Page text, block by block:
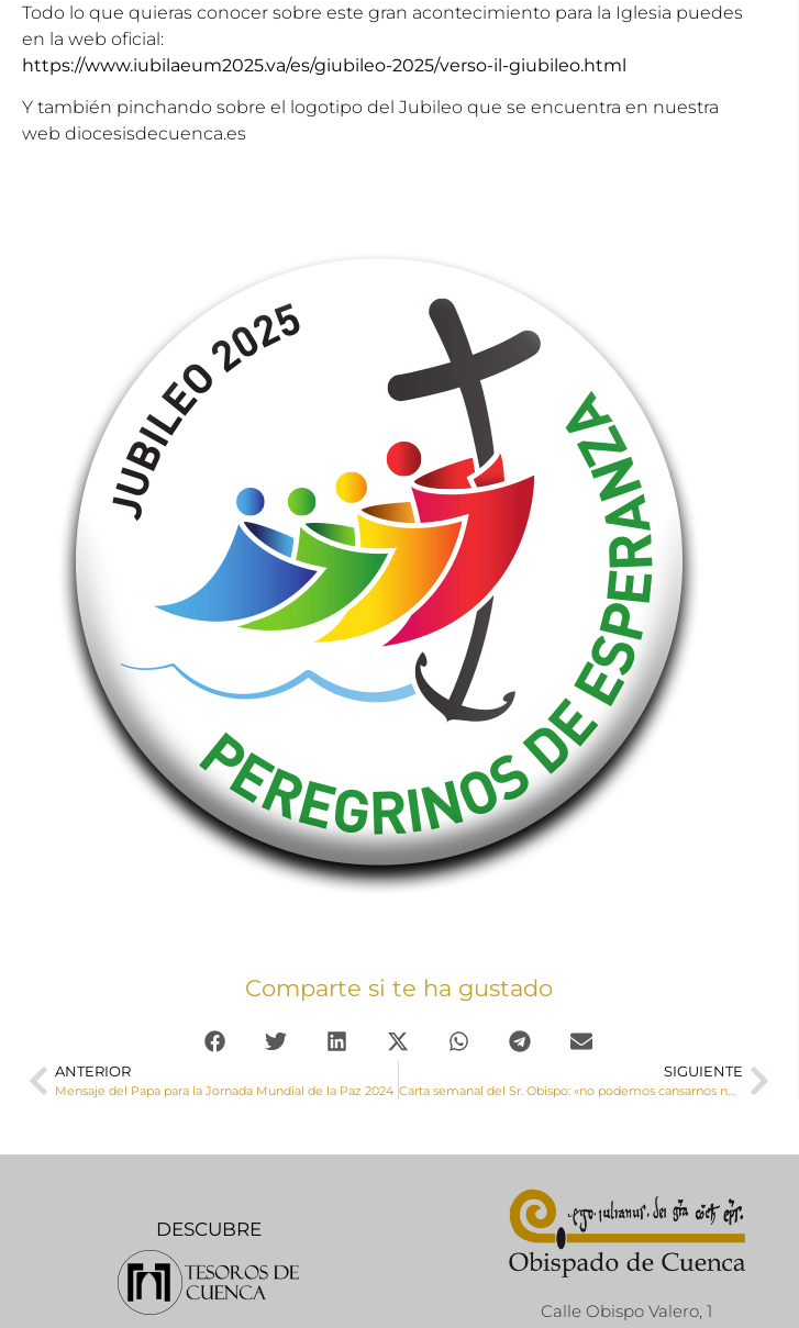
Todo lo que quieras conocer sobre este gran acontecimiento para la Iglesia puedes
en la web oficial:
https://www.iubilaeum2025.va/es/giubileo-2025/verso-il-giubileo.html
Y también pinchando sobre el logotipo del Jubileo que se encuentra en nuestra
web diocesisdecuenca.es
Comparte si te ha gustado
ANTERIOR
Mensaje del Papa para la Jornada Mundial de la Paz 2024
SIGUIENTE
Carta semanal del Sr. Obispo: «no podemos cansarnos nunca de pedir a Dios la paz y de promoverla en el propio corazón y en las relaciones sociales»
DESCUBRE
Calle Obispo Valero, 1